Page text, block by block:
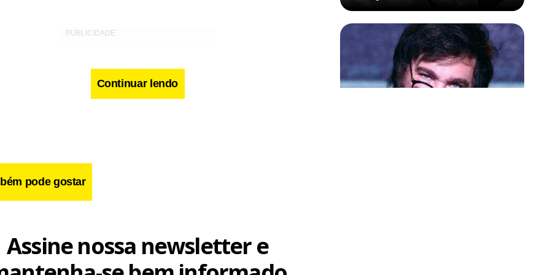
do apartamento precisou de atendimento médico após sofrer os efeitos
Continuar lendo
pode gostar
Assine nossa newsletter e